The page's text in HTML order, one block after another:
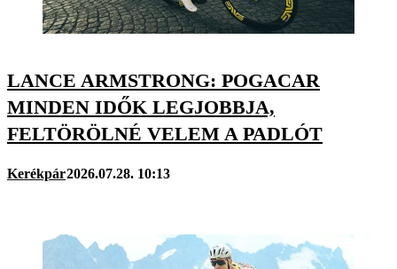
LANCE ARMSTRONG: POGACAR
MINDEN IDŐK LEGJOBBJA,
FELTÖRÖLNÉ VELEM A PADLÓT
Kerékpár2026.07.28. 10:13